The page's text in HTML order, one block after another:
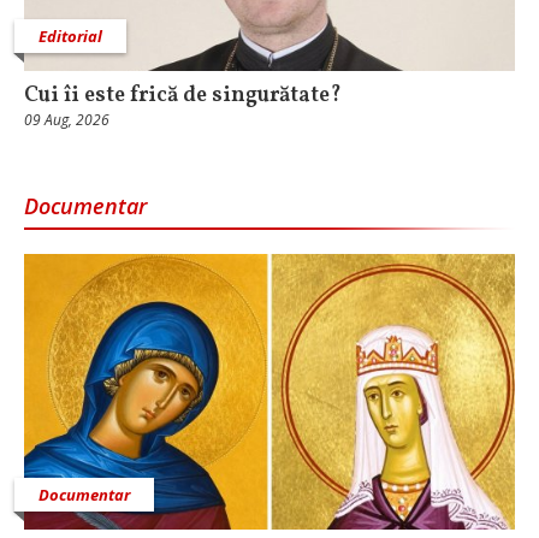
Editorial
Cui îi este frică de singurătate?
09 Aug, 2026
Documentar
Documentar